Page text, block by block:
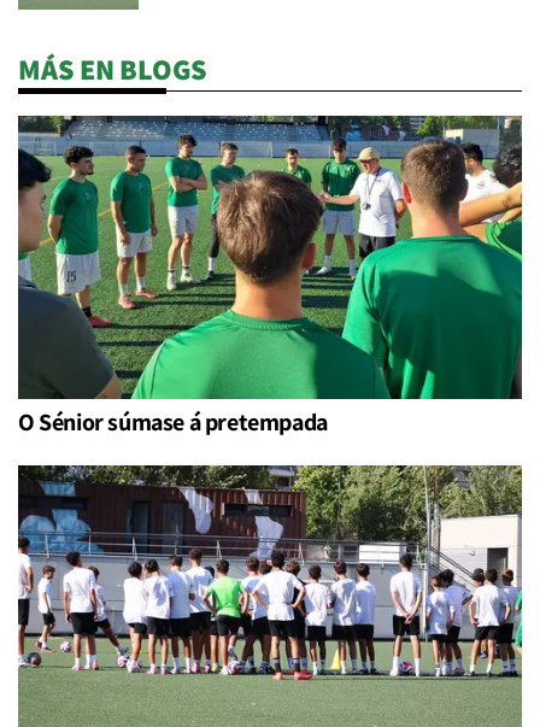
MÁS EN BLOGS
O Sénior súmase á pretempada